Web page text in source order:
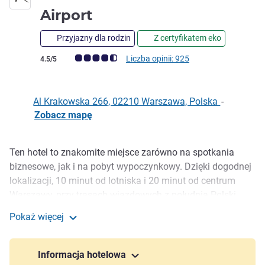
Airport
Przyjazny dla rodzin Z certyfikatem eko
Ocena klientów (Ocena ALL)
4.5/5 Liczba opinii: 925
Al Krakowska 266, 02210 Warszawa, Polska -
Zobacz mapę
Opis
Ten hotel to znakomite miejsce zarówno na spotkania
biznesowe, jak i na pobyt wypoczynkowy. Dzięki dogodnej
lokalizacji, 10 minut od lotniska i 20 minut od centrum
Hotel oferuje 116 pokoi w tym apartament i pokoje o
podwyższonym standardzie, 6 sal szkoleniowych z
dostępem światła dziennego, fitness room oraz parking i
Pokaż więcej
Informacja hotelowa